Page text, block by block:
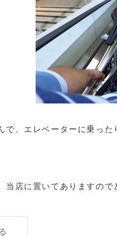
で、エレベーターに乗った
当店に置いてありますの